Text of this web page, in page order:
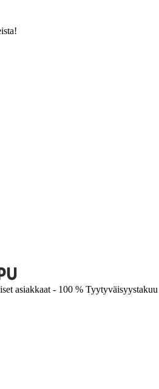
asiakkaat - 100 % Tyytyväisyystakuu